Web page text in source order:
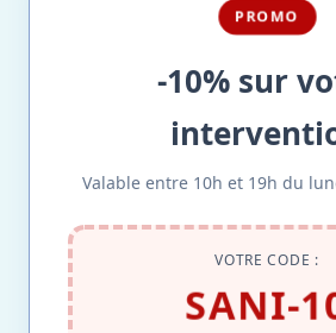
PROMO
-10% sur
Valable entre 10h et 19h du
VOTRE CODE :
SANI-